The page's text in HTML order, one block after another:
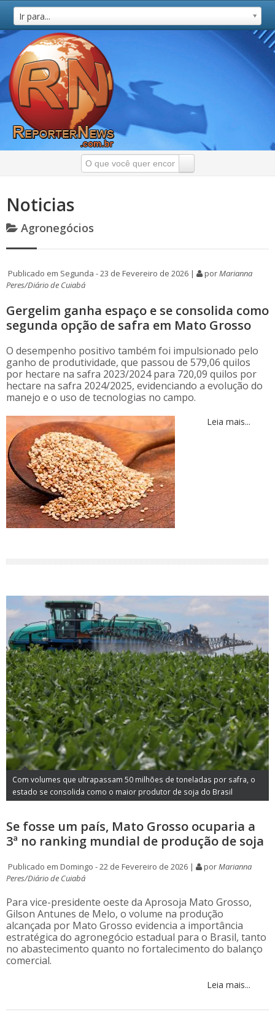
Ir para...
Noticias
Agronegócios
Publicado em Segunda - 23 de Fevereiro de 2026 | porMarianna
Peres/Diário de Cuiabá
Gergelim ganha espaço e se consolida como
segunda opção de safra em Mato Grosso
O desempenho positivo também foi impulsionado pelo
ganho de produtividade, que passou de 579,06 quilos
por hectare na safra 2023/2024 para 720,09 quilos por
hectare na safra 2024/2025, evidenciando a evolução do
manejo e o uso de tecnologias no campo.
Leia mais...
Com volumes que ultrapassam 50 milhões de toneladas por safra, o
estado se consolida como o maior produtor de soja do Brasil
Se fosse um país, Mato Grosso ocuparia a
3ª no ranking mundial de produção de soja
Publicado em Domingo - 22 de Fevereiro de 2026 | porMarianna
Peres/Diário de Cuiabá
Para vice-presidente oeste da Aprosoja Mato Grosso,
Gilson Antunes de Melo, o volume na produção
alcançada por Mato Grosso evidencia a importância
estratégica do agronegócio estadual para o Brasil, tanto
no abastecimento quanto no fortalecimento do balanço
comercial.
Leia mais...